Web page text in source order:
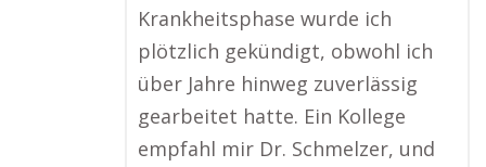
Krankheitsphase wurde ich
plötzlich gekündigt, obwohl ich
über Jahre hinweg zuverlässig
gearbeitet hatte. Ein Kollege
empfahl mir Dr. Schmelzer, und